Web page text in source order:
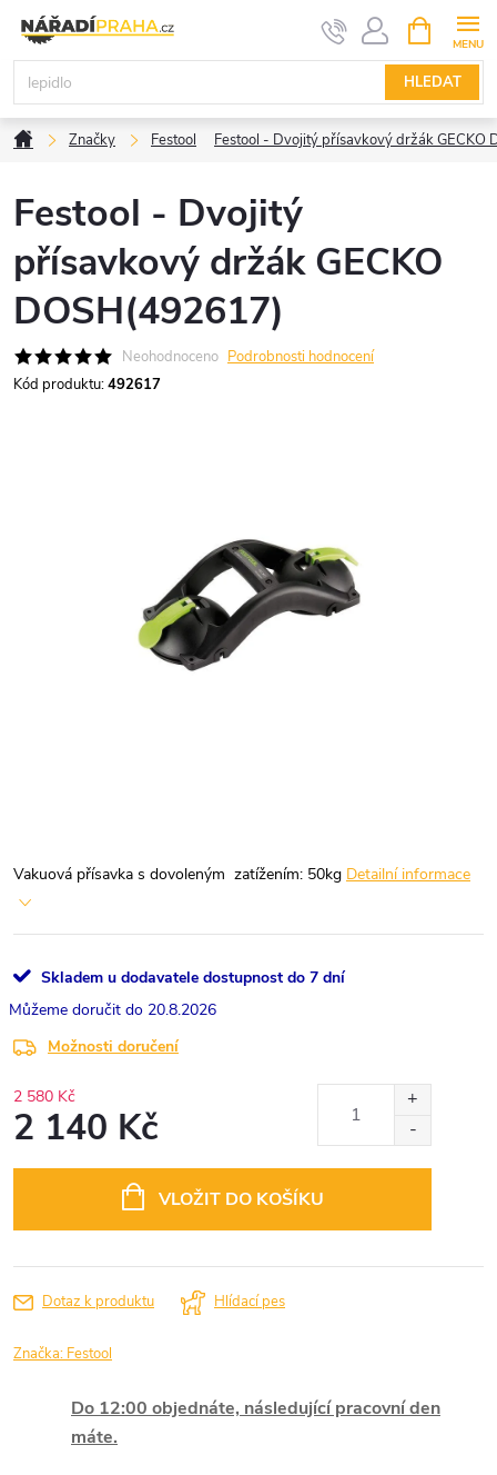
obsah
HLEDAT
NÁKUPNÍ
KOŠÍK
DomůZnačky Festool Festool - Dvojitý přísavkový držák GECKO
Festool - Dvojitý
přísavkový držák GECKO
DOSH(492617)
Neohodnoceno Podrobnosti hodnocení
Kód produktu:492617
Vakuová přísavka s dovoleným zatížením: 50kg Detailní informace
Skladem u dodavatele dostupnost do 7 dní
20.8.2026
Možnosti doručení
2 580 Kč
2 140 Kč
VLOŽIT DO KOŠÍKU
Dotaz k produktu Hlídací pes
Značka: Festool
Do 12:00 objednáte, následující pracovní den
máte.